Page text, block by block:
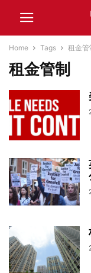
Home Tags 租金管
租金管制